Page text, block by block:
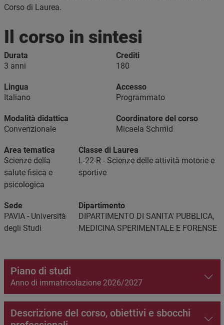
Corso di Laurea.
Il corso in sintesi
Durata
3 anni
Crediti
180
Lingua
Italiano
Accesso
Programmato
Modalità didattica
Convenzionale
Coordinatore del corso
Micaela Schmid
Area tematica
Scienze della
salute fisica e
psicologica
Classe di Laurea
L-22-R - Scienze delle attività motorie e
sportive
Sede
PAVIA - Università
degli Studi
Dipartimento
DIPARTIMENTO DI SANITA' PUBBLICA,
MEDICINA SPERIMENTALE E FORENSE
Piano di studi
Anno di immatricolazione 2026/2027
Descrizione del corso, obiettivi e sbocchi